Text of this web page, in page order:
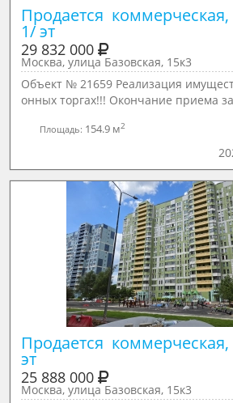
Продается  коммерческая,
1/ эт
29 832 000
Москва, улица Базовская, 15к3
Объект № 21659 Реализация
онных торгах!!! Окончание приема
Площадь: 154.9 м2
Продается
эт
25 888 000
Москва, улица Базовская, 15к3